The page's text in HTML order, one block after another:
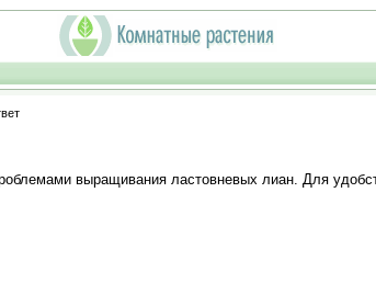
выращивания ластовневых лиан. Для